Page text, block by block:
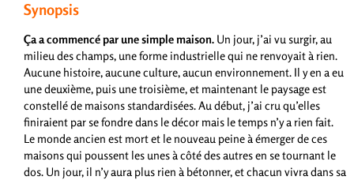
Synopsis
Ça a commencé par une simple maison. Un jour, j’ai vu surgir, au
milieu des champs, une forme industrielle qui ne renvoyait à rien.
Aucune histoire, aucune culture, aucun environnement. Il y en a eu
une deuxième, puis une troisième, et maintenant le paysage est
constellé de maisons standardisées. Au début, j’ai cru qu’elles
finiraient par se fondre dans le décor mais le temps n’y a rien fait.
Le monde ancien est mort et le nouveau peine à émerger de ces
maisons qui poussent les unes à côté des autres en se tournant le
dos. Un jour, il n’y aura plus rien à bétonner, et chacun vivra dans sa